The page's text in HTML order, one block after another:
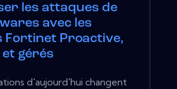
les attaques de
avec les
Fortinet Proactive,
gérés
d'aujourd'hui changent